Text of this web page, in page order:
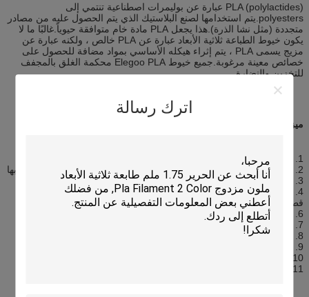
اترك رسالة
PLA (polylactides) عبارة عن بوليمرات اصطناعية تنتمي إلى
polyesters.يتم استخدامها لصنع البلاستيك الذي يتم الحصول عليه من مصادر
متجددة (مثل نشا الذرة).هذا يجعل PLA مادة خام متوافقة حيوياً.غالبًا ما لا
يكون خيوط الطباعة ثلاثية الأبعاد عبارة عن PLA خالص ، ولكنه عبارة عن
مزيج يسمى PLA ، يتم إثراء هيكله الأساسي بمواد مضافة للحصول على
خصائص معينة مرغوبة.جميع خيوط Elegoo PLA محكمة الغلق بالمجفف
للتخزين والنضارة.
ميزة المنتج
1. درجات حرارة البثق الموصى بها: 205 ± 15 درجة مئوية
2. درجة حرارة السرير الموصى بها: غير مطلوبة ، ولكن إذا كانت الطابعة بها
3. سرير ساخن ، 40 ± 15 درجة مئوية
قطر الفتحة × 65 مم الارتفاع
6. بكرة 1 كجم
7. القطر الحقيقي: 1.75 ملم
8. دقة الأبعاد: ± 0.03 مم
9. الكثافة: 1.25 جم / سم مكعب
10. الحجم: 0.80 لتر
11. الطول: 340 م